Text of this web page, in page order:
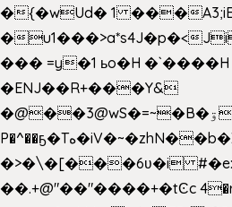
�{�wUd� 1 ���
�u1���>a*s4J�p�<
��� =y�1 ьo�H
�ENJ��R+���Y&
�@��3@wS�=~�B�ۊµ1�f�+�Y�
P�^��ҕ�Tە�iV�~�zhN��b�Xs
�>�\�[���6ʋ�i
��.+@"��"����+�tϾc